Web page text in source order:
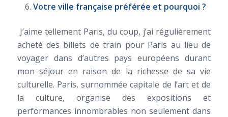
Votre ville française préférée et pourquoi ?
J’aime tellement Paris, du coup, j’ai régulièrement
acheté des billets de train pour Paris au lieu de
voyager dans d’autres pays européens durant
mon séjour en raison de la richesse de sa vie
culturelle. Paris, surnommée capitale de l’art et de
la culture, organise des expositions et
performances innombrables non seulement dans